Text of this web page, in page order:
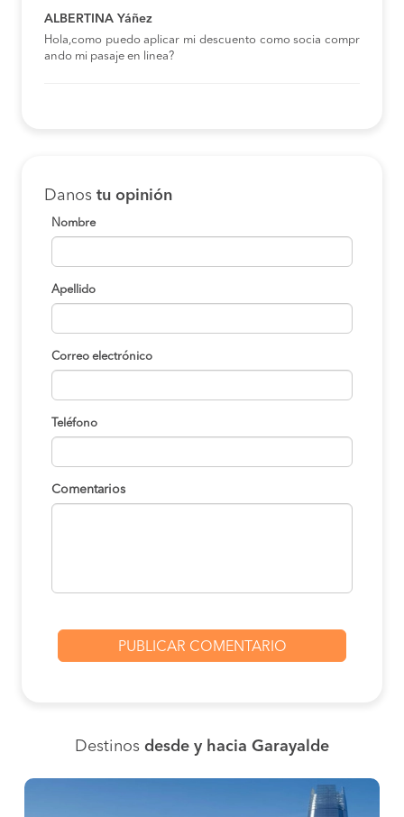
ALBERTINA Yáñez
Hola,como puedo aplicar mi descuento como socia compr
ando mi pasaje en linea?
Danos tu opinión
Nombre
Apellido
Correo electrónico
Teléfono
Comentarios
Destinos desde y hacia Garayalde